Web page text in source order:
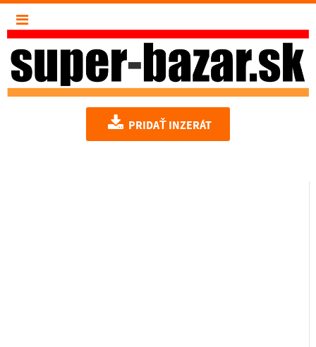
PRIDAŤ INZERÁT